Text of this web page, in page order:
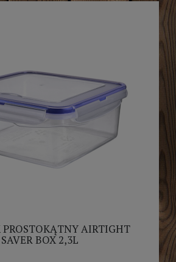
PROSTOKĄTNY AIRTIGHT
SAVER BOX 2,3L